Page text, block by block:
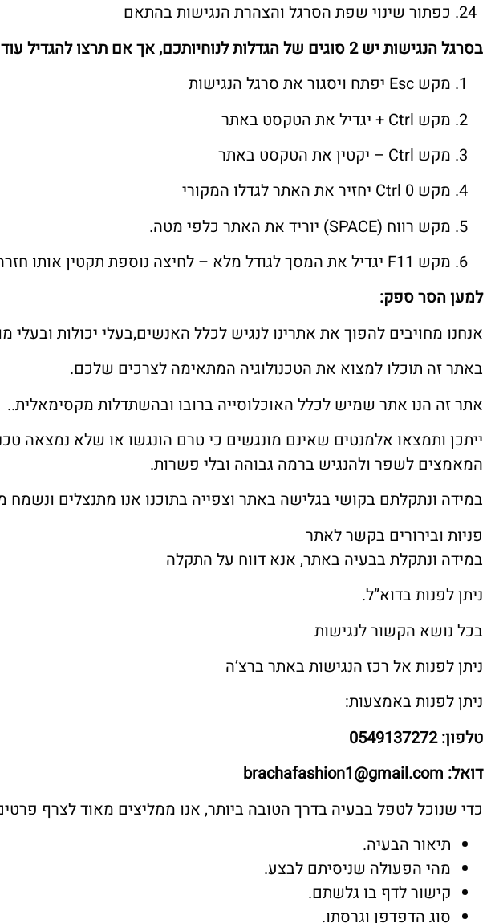
כפתור שינוי שפת הסרגל והצהרת הנגישות בהתאם
בסרגל הנגישות יש2 סוגים של הגדלות לנוחיותכם,אך אם תרצו להגדיל
מקש Esc יפתח ויסגור את סרגל הנגישות
מקש Ctrl + יגדיל את הטקסט באתר
מקש Ctrl – יקטין את הטקסט באתר
מקש Ctrl 0 יחזיר את האתר לגדלו המקורי
מקש רווח (SPACE) יוריד את האתר כלפי מטה.
מקש F11 יגדיל את המסך לגודל מלא – לחיצה נוספת תקטין אותו חזרה.
למען הסר ספק:
אנחנו מחויבים להפוך את אתרינו לנגיש לכלל האנשים,בעלי יכולות ובעלי
באתר זה תוכלו למצוא את הטכנולוגיה המתאימה לצרכים שלכם.
אתר זה הנו אתר שמיש לכלל האוכלוסייה ברובו ובהשתדלות מקסימאלית..
ייתכן ותמצאו אלמנטים שאינם מונגשים כי טרם הונגשו או שלא נמצאה
המאמצים לשפר ולהנגיש ברמה גבוהה ובלי פשרות.
במידה ונתקלתם בקושי בגלישה באתר וצפייה בתוכנו אנו מתנצלים ונשמח
פניות ובירורים בקשר לאתר
במידה ונתקלת בבעיה באתר, אנא דווח על התקלה
ניתן לפנות בדוא”ל.
בכל נושא הקשור לנגישות
ניתן לפנות אל רכז הנגישות באתר ברצ’ה
ניתן לפנות באמצעות:
טלפון: 0549137272
דואל: brachafashion1@gmail.com
כדי שנוכל לטפל בבעיה בדרך הטובה ביותר, אנו ממליצים מאוד לצרף
תיאור הבעיה.
מהי הפעולה שניסיתם לבצע.
קישור לדף בו גלשתם.
סוג הדפדפן וגרסתו.